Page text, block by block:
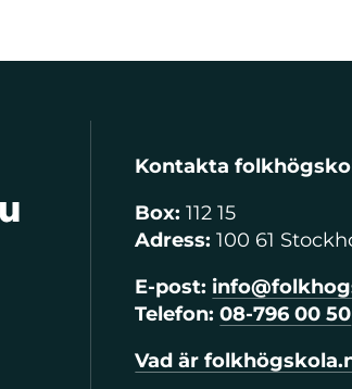
Kontakta
Box:112 15
Adress: 100 61
E-post:
Telefon: 08-796 00 50
Vad är